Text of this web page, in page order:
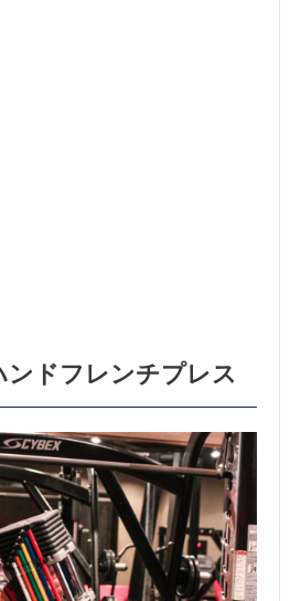
ンドフレンチプレス